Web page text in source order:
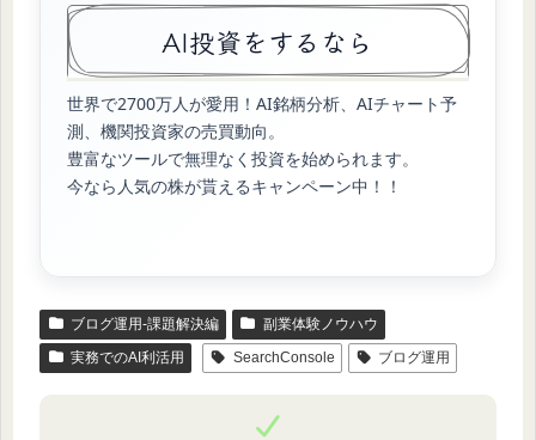
AI投資をするなら
世界で2700万人が愛用！AI銘柄分析、AIチャート予
測、機関投資家の売買動向。
豊富なツールで無理なく投資を始められます。
今なら人気の株が貰えるキャンペーン中！！
ブログ運用-課題解決編
副業体験ノウハウ
実務でのAI利活用
SearchConsole ブログ運用